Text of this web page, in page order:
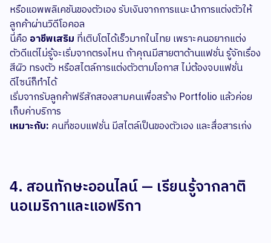
หรือแอพพลิเคชันของตัวเอง รับเงินจากการแนะนำการแต่งตัวให้
ลูกค้าผ่านวิดีโอคอล
นี่คือ อาชีพเสริม ที่เติบโตได้เร็วมากในไทย เพราะคนอยากแต่ง
ตัวดีแต่ไม่รู้จะเริ่มจากตรงไหน ถ้าคุณมีสายตาด้านแฟชั่น รู้จักเรื่อง
สีผิว ทรงตัว หรือสไตล์การแต่งตัวตามโอกาส ไม่ต้องจบแฟชั่น
ดีไซน์ก็ทำได้
เริ่มจากรับลูกค้าฟรีสักสองสามคนเพื่อสร้าง Portfolio แล้วค่อย
เก็บค่าบริการ
เหมาะกับ: คนที่ชอบแฟชั่น มีสไตล์เป็นของตัวเอง และสื่อสารเก่ง
4. สอนทักษะออนไลน์ — เรียนรู้จากลาติ
นอเมริกาและแอฟริกา